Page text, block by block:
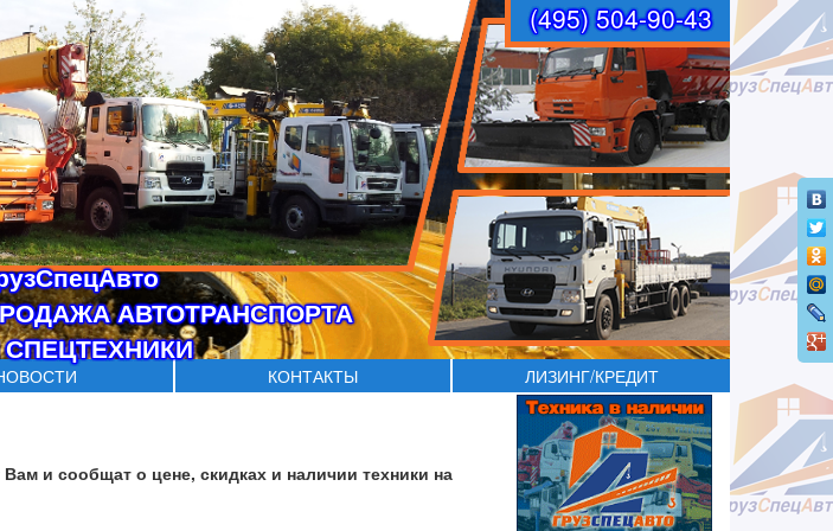
АВТОТРАНСПОРТА
СПЕЦТЕХНИКИ
(495) 504-90-43
КОНТАКТЫ ЛИЗИНГ/КРЕДИТ
и сообщат о цене, скидках и наличии техники на